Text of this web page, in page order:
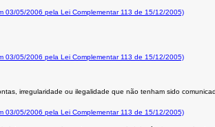
03/05/2006 pela Lei Complementar 113 de 15/12/2005)
03/05/2006 pela Lei Complementar 113 de 15/12/2005)
irregularidade ou ilegalidade que não tenham sido
03/05/2006 pela Lei Complementar 113 de 15/12/2005)